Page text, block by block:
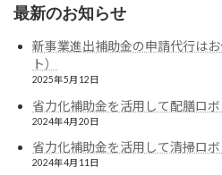
最新のお知らせ
新事業進出補助金の申請代行は
ト）
2025年5月12日
省力化補助金を活用して配膳ロ
2024年4月20日
省力化補助金を活用して清掃ロ
2024年4月11日